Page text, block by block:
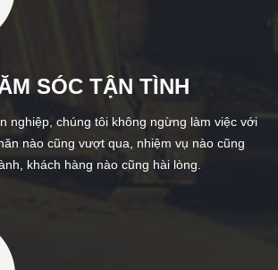
SÓC TẬN TÌNH
nghiệp, chúng tôi không ngừng làm việc với
nào cũng vượt qua, nhiệm vụ nào cũng
khách hàng nào cũng hài lòng.